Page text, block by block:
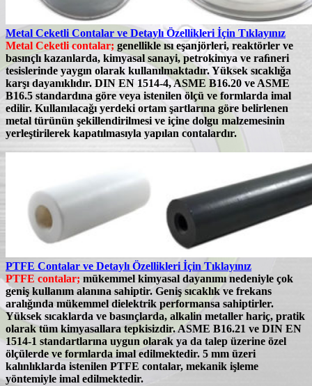
Metal Ceketli Contalar ve Detaylı Özellikleri İçin Tıklayınız
Metal Ceketli contalar; genellikle ısı eşanjörleri, reaktörler ve
basınçlı kazanlarda, kimyasal sanayi, petrokimya ve raﬁneri
tesislerinde yaygın olarak kullanılmaktadır. Yüksek sıcaklığa
karşı dayanıklıdır. DIN EN 1514-4, ASME B16.20 ve ASME
B16.5 standardına göre veya istenilen ölçü ve formlarda imal
edilir. Kullanılacağı yerdeki ortam şartlarına göre belirlenen
metal türünün şekillendirilmesi ve içine dolgu malzemesinin
yerleştirilerek kapatılmasıyla yapılan contalardır.
PTFE Contalar ve Detaylı Özellikleri İçin Tıklayınız
PTFE contalar; mükemmel kimyasal dayanımı nedeniyle çok
geniş kullanım alanına sahiptir. Geniş sıcaklık ve frekans
aralığında mükemmel dielektrik performansa sahiptirler.
Yüksek sıcaklarda ve basınçlarda, alkalin metaller hariç, pratik
olarak tüm kimyasallara tepkisizdir.ASME B16.21 ve DIN EN
1514-1 standartlarına uygun olarak ya da talep üzerine özel
ölçülerde ve formlarda imal edilmektedir. 5 mm üzeri
kalınlıklarda istenilen PTFE contalar, mekanik işleme
yöntemiyle imal edilmektedir.